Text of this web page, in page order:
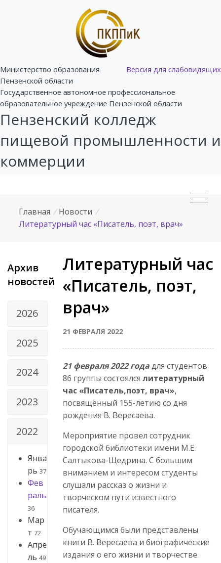
Версия для слабовидящих
Министерство образования
Пензенской области
Государственное автономное профессиональное
образовательное учреждение Пензенской области
Пензенский колледж
пищевой промышленности и
коммерции
Главная / Новости /
Литературный час «Писатель, поэт, врач»
Архив
новостей
2026
2025
2024
2023
2022
Янва
рь 37
Фев
раль
36
Мар
т 72
Апре
ль 49
Литературный час
«Писатель, поэт,
врач»
21 ФЕВРАЛЯ 2022
21 февраля 2022 годадля студентов
86 группы состоялся литературный
час «Писатель,поэт, врач»,
посвящённый 155-летию со дня
рождения В. Вересаева.
Мероприятие провел сотрудник
городской библиотеки имени М.Е.
Салтыкова-Щедрина. С большим
вниманием и интересом студенты
слушали рассказ о жизни и
творческом пути известного
писателя.
Обучающимся были представлены
книги В. Вересаева и биографические
издания о его жизни и творчестве.